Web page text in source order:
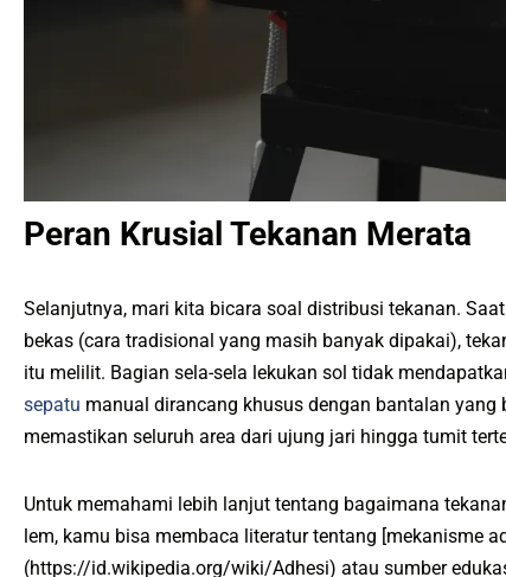
Peran Krusial Tekanan Merata
Selanjutnya, mari kita bicara soal distribusi tekanan.
bekas (cara tradisional yang masih banyak dipakai),
itu melilit. Bagian sela-sela lekukan sol tidak
sepatu manual dirancang khusus dengan bantalan yang
memastikan seluruh area dari ujung jari hingga tumit
Untuk memahami lebih lanjut tentang bagaimana
lem, kamu bisa membaca literatur tentang [mekanisme
(https://id.wikipedia.org/wiki/Adhesi) atau sumber